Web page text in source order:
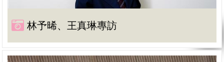
林予晞、王真琳專訪